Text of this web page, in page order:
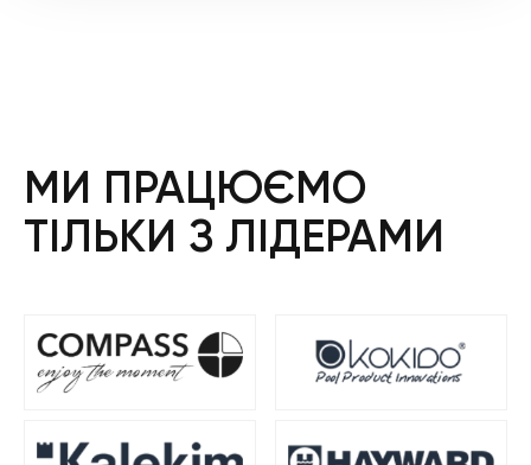
МИ ПРАЦЮЄМО
ТІЛЬКИ З ЛІДЕРАМИ